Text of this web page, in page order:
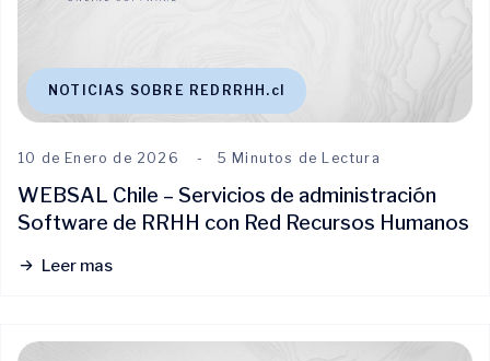
NOTICIAS SOBRE REDRRHH.cl
10 de Enero de 2026 5 Minutos de Lectura
WEBSAL Chile – Servicios de administración
Software de RRHH con Red Recursos Humanos
Leer mas